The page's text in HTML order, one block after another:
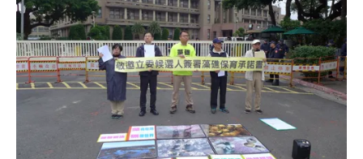
高票當選。新一屆立委的後續問政表現，需賴民間高度監
督。民進黨佔國會多數 綠黨挫敗 民眾黨成第三大黨2020
年第十屆立法委員選舉，11日計票結果出爐，民進黨以61
席再度過半，雖比上一屆失手7席，仍蟬聯國會最大黨。
緊追在後的國民黨拿到38席，比上一屆多3席。去年異軍
突起的台灣民眾黨，這次繳出亮眼成績，首次以小黨之姿
拿下不分區5席，取代親民黨，成為國會第